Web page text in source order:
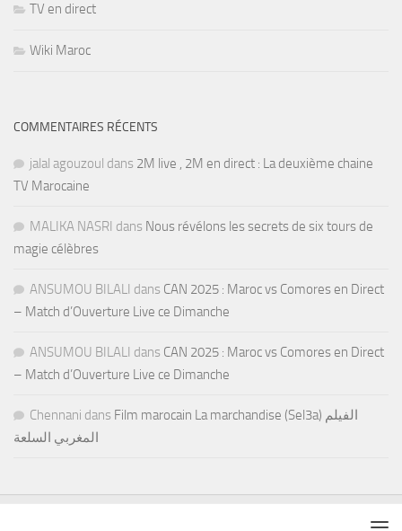
TV en direct
Wiki Maroc
COMMENTAIRES RÉCENTS
jalal agouzoul dans 2M live , 2M en direct : La deuxième chaine
TV Marocaine
MALIKA NASRI dans Nous révélons les secrets de six tours de
magie célèbres
ANSUMOU BILALI dans CAN 2025 : Maroc vs Comores en Direct
– Match d’Ouverture Live ce Dimanche
ANSUMOU BILALI dans CAN 2025 : Maroc vs Comores en Direct
– Match d’Ouverture Live ce Dimanche
Chennani dans Film marocain La marchandise (Sel3a) الفيلم
المغربي السلعة